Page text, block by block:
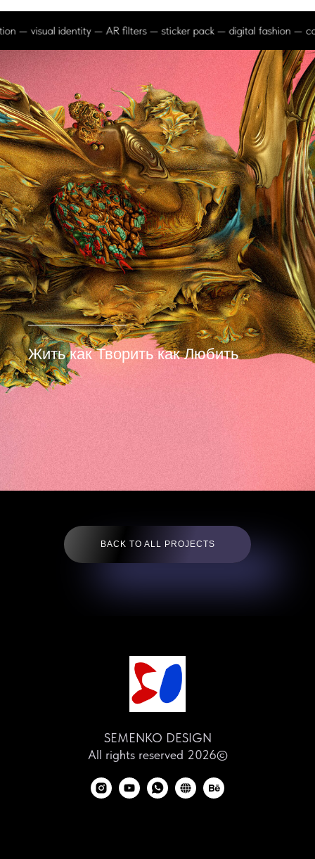
— visual identity — AR filters — sticker pack — digital fashion —
Жить как Творить как Любить
BACK TO ALL PROJECTS
SEMENKO DESIGN
All rights reserved 2026©